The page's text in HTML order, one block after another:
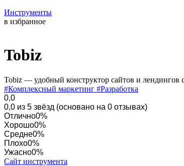
Инструменты
в избранное
Tobiz
Tobiz — удобный конструктор сайтов и
#Комплексный маркетинг #Разработка
0,0
0,0 из 5 звёзд (основано на 0 отзывах)
Отлично0%
Хорошо0%
Средне0%
Плохо0%
Ужасно0%
Сайт инструмента